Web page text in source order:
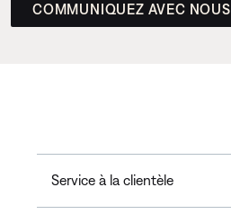
COMMUNIQUEZ AVEC NOUS
Service à la clientèle